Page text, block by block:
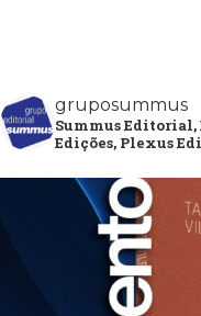
gruposummus
Summus Editorial,
Edições, Plexus